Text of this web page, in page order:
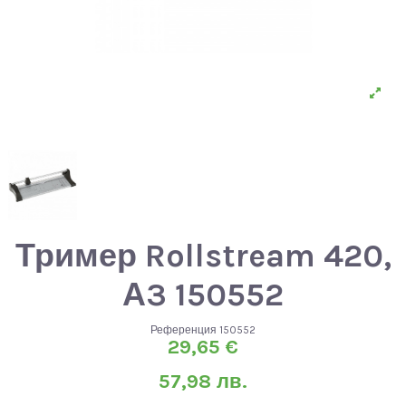
Тример Rollstream 420,
А3 150552
Референция 150552
29,65 €
57,98 лв.